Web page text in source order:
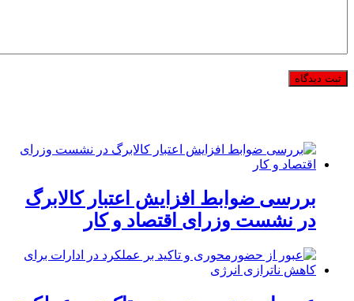
بررسی ضوابط افزایش اعتبار کالابرگ
در نشست وزرای اقتصاد و کار